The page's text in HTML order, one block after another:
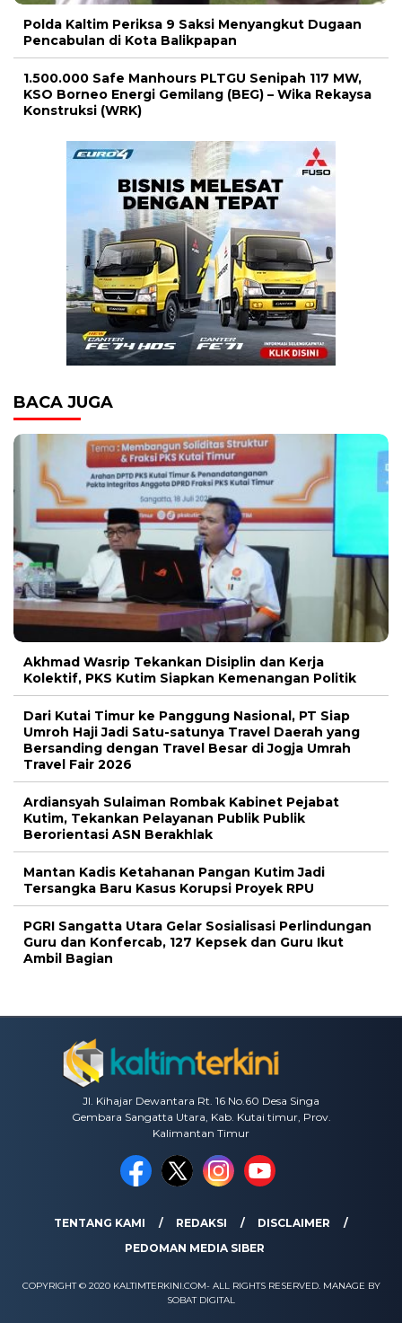
Polda Kaltim Periksa 9 Saksi Menyangkut Dugaan
Pencabulan di Kota Balikpapan
1.500.000 Safe Manhours PLTGU Senipah 117 MW,
KSO Borneo Energi Gemilang (BEG) – Wika Rekaysa
Konstruksi (WRK)
BACA JUGA
Akhmad Wasrip Tekankan Disiplin dan Kerja
Kolektif, PKS Kutim Siapkan Kemenangan Politik
Dari Kutai Timur ke Panggung Nasional, PT Siap
Umroh Haji Jadi Satu-satunya Travel Daerah yang
Bersanding dengan Travel Besar di Jogja Umrah
Travel Fair 2026
Ardiansyah Sulaiman Rombak Kabinet Pejabat
Kutim, Tekankan Pelayanan Publik Publik
Berorientasi ASN Berakhlak
Mantan Kadis Ketahanan Pangan Kutim Jadi
Tersangka Baru Kasus Korupsi Proyek RPU
PGRI Sangatta Utara Gelar Sosialisasi Perlindungan
Guru dan Konfercab, 127 Kepsek dan Guru Ikut
Ambil Bagian
Jl. Kihajar Dewantara Rt. 16 No.60 Desa Singa
Gembara Sangatta Utara, Kab. Kutai timur, Prov.
Kalimantan Timur
TENTANG KAMI REDAKSI
DISCLAIMER
PEDOMAN MEDIA SIBER
COPYRIGHT © 2020 KALTIMTERKINI.COM- ALL RIGHTS RESERVED. MANAGE BY
SOBAT DIGITAL